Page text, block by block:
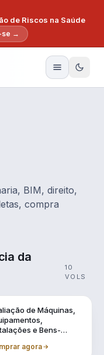
de Riscos na Saúde
se →
BIM, direito,
compra
da
10
VOLS
de Máquinas,
e Bens-
agora